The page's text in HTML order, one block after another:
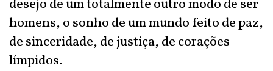
desejo de um totalmente outro modo de ser
homens, o sonho de um mundo feito de paz,
de sinceridade, de justiça, de corações
límpidos.